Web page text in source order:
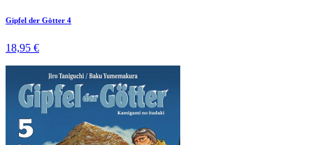
Gipfel der Götter 4
18,95 €